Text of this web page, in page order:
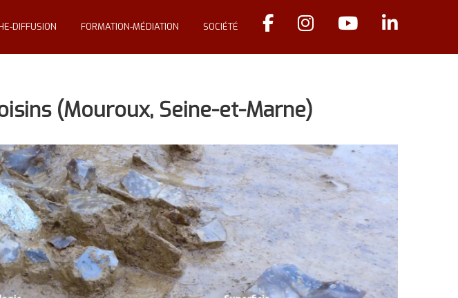
DIFFUSION FORMATION-MÉDIATION SOCIÉTÉ
(Mouroux, Seine-et-Marne)